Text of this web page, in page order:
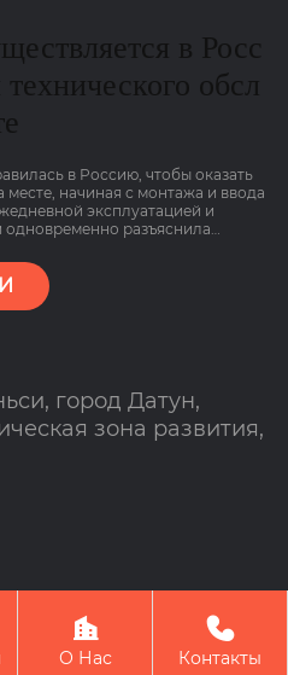
в Росс
обсл
в Россию, чтобы оказать
начиная с монтажа и ввода
эксплуатацией и
разъяснила
на 2 года, чтобы клиенты
город Датун,
зона развития,
по управлению
》в городе Датун

О Нас

Контакты